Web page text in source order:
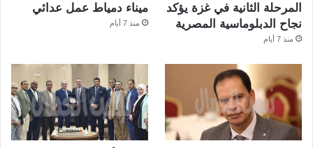
المرحلة الثانية في غزة يؤكد
نجاح الدبلوماسية المصرية
منذ 7 أيام
ميناء دمياط عمل عدائي
منذ 7 أيام